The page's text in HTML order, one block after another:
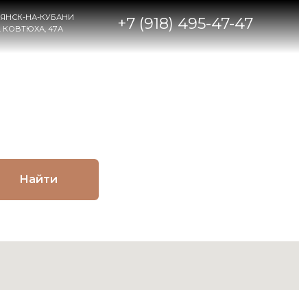
+7 (918) 495-47-47
Найти